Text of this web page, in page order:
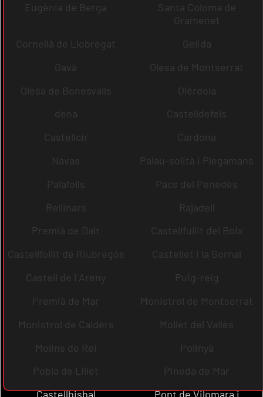
Eugènia de Berga
Santa Coloma de
Gramenet
Cornellà de Llobregat
Gelida
Gavà
Olesa de Montserrat
Olesa de Bonesvalls
Olèrdola
dena
Castelldefels
Castellcir
Cardona
Navas
Palau-solità i Plegamans
Palafolls
Pacs del Penedès
Rellinars
Rajadell
Premià de Dalt
Castellfullit del Boix
Castellfollit de Riubregós
Castellet i la Gornal
Castell de l´Areny
Puig-reig
Premià de Mar
Monistrol de Montserrat
Monistrol de Calders
Mollet del Vallès
Molins de Rei
Polinyà
Pobla de Lillet
Pineda de Mar
Castellbisbal
Pont de Vilomara i